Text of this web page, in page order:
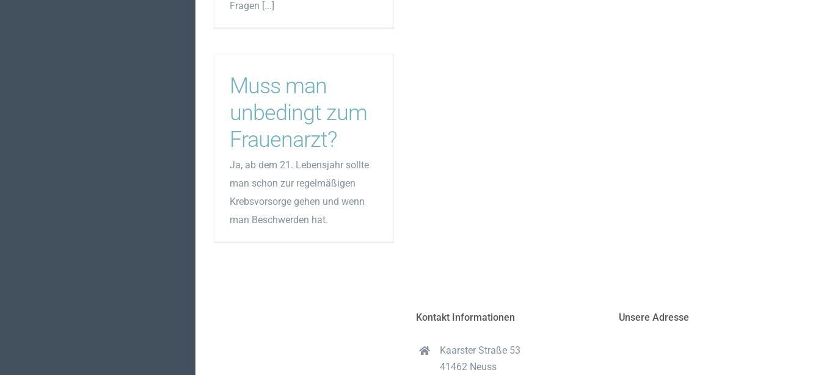
Fragen [...]
Muss man
unbedingt zum
Frauenarzt?
Ja, ab dem 21. Lebensjahr sollte
man schon zur regelmäßigen
Krebsvorsorge gehen und wenn
man Beschwerden hat.
Kontakt Informationen
Kaarster Straße 53
41462 Neuss
Unsere Adresse